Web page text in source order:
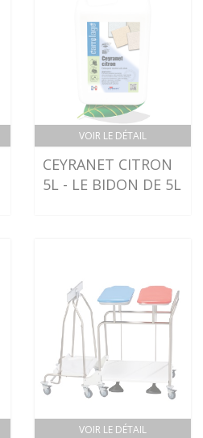
VOIR LE DÉTAIL
CEYRANET CITRON
5L - LE BIDON DE 5L
VOIR LE DÉTAIL